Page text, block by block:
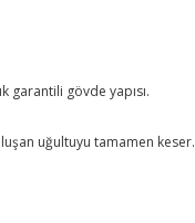
garantili gövde yapısı.
uğultuyu tamamen keser.